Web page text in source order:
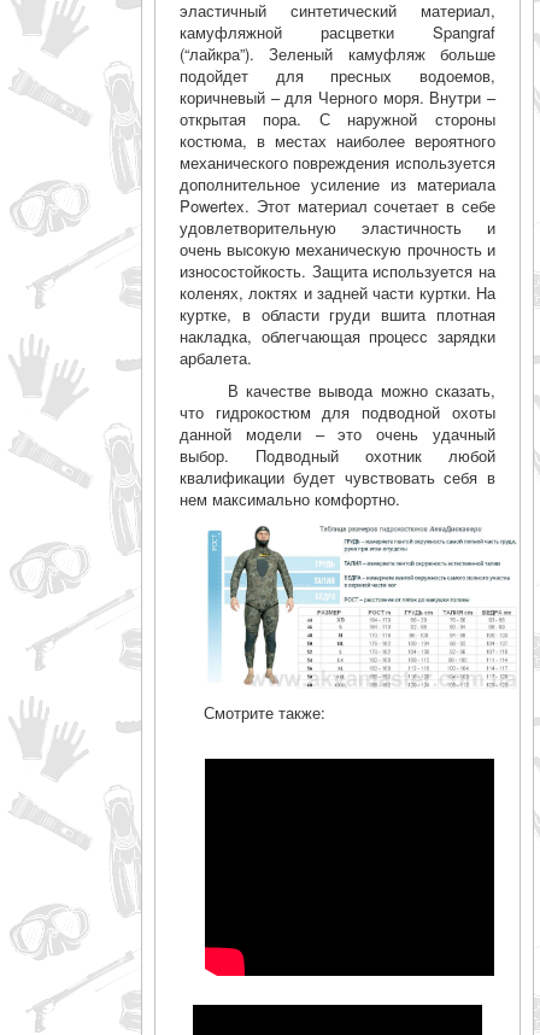
эластичный синтетический материал,
камуфляжной расцветки Spangraf
(“лайкра”). Зеленый камуфляж больше
подойдет для пресных водоемов,
коричневый – для Черного моря. Внутри –
открытая пора. С наружной стороны
костюма, в местах наиболее вероятного
механического повреждения используется
дополнительное усиление из материала
Powertex. Этот материал сочетает в себе
удовлетворительную эластичность и
очень высокую механическую прочность и
износостойкость. Защита используется на
коленях, локтях и задней части куртки. На
куртке, в области груди вшита плотная
накладка, облегчающая процесс зарядки
арбалета.
В качестве вывода можно сказать,
что гидрокостюм для подводной охоты
данной модели – это очень удачный
выбор. Подводный охотник любой
квалификации будет чувствовать себя в
нем максимально комфортно.
Смотрите также: